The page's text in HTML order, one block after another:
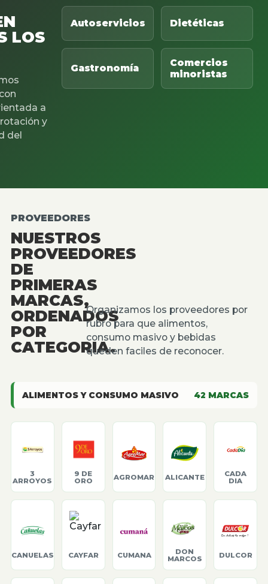
LOS
a
y
del
Autoservicios Dietéticas
Gastronomía
Comercios
minoristas
PROVEEDORES
NUESTROS
PROVEEDORES
DE
PRIMERAS
MARCAS,
ORDENADOS
POR
CATEGORIA.
Organizamos los proveedores por
rubro para que alimentos,
consumo masivo y bebidas
queden faciles de reconocer.
ALIMENTOS Y CONSUMO MASIVO 42 MARCAS
3
ARROYOS
9 DE
ORO
AGROMAR ALICANTE
CADA
DIA
CANUELAS CAYFAR CUMANA
DON
MARCOS
DULCOR